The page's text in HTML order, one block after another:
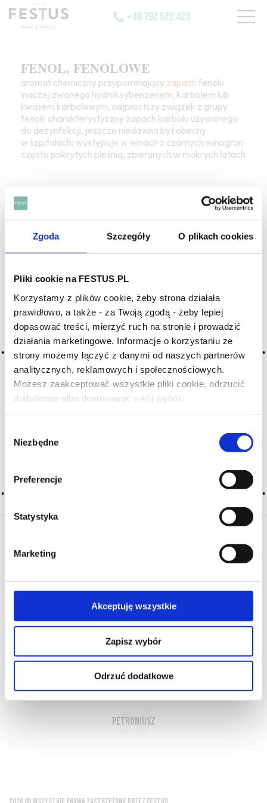
Zgoda Szczegóły O plikach cookies
Pliki cookie na FESTUS.PL
Korzystamy z plików cookie, żeby strona działała
prawidłowo, a także - za Twoją zgodą - żeby lepiej
dopasować treści, mierzyć ruch na stronie i prowadzić
działania marketingowe. Informacje o korzystaniu ze
strony możemy łączyć z danymi od naszych partnerów
analitycznych, reklamowych i społecznościowych.
Możesz zaakceptować wszystkie pliki cookie, odrzucić
dodatkowe albo dostosować swój wybór.
zgody
Niezbędne
Preferencje
Statystyka
Marketing
Akceptuję wszystkie
Zapisz wybór
Odrzuć dodatkowe
Czy masz ukończone 18 lat?
+48 792 522 423
FENOL, FENOLOWE
aromat chemiczny przypominający zapach fenolu
inaczej zwanego hydroksybenzenem, karbolem lub
kwasem karbolowym, najprostszy związek z grupy
fenoli; charakterystyczny zapach karbolu używanego
do dezynfekcji, jeszcze niedawno był obecny
w szpitalach; występuje w winach z czarnych winogron
często pokrytych pleśnią, zbieranych w mokrych latach
SZUKAJ W SŁOWNIKU
HASŁA ALFABETYCZNIE:
WYBIERZ LITERĘ ALFABETU PONIŻEJ:
A B C-Ć D E F G
H I J K L-Ł M N
O-Ó P Q R S-Ś T
U V W X-Y
Z-Ź-Ż
Cały czas pracujemy nad wprowadzaniem do
słownika nowych haseł. Jeśli jakis termin stwarza
-proszę nas o tym poinformować
OFERTA ONLINE PRODUCENCI
PRZEWODNIK
SŁOWNIK
Wino to życie
Petroniusz